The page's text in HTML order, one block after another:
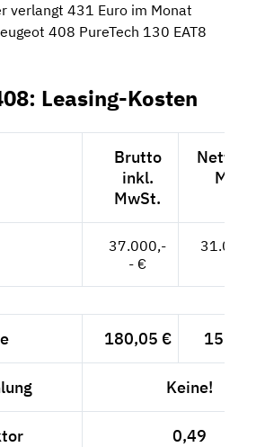
verlangt 431 Euro im Monat
408 PureTech 130 EAT8
Leasing-Kosten
Brutto
inkl.
MwSt.
Netto
MwSt.
37.000,-
- €
180,05 € 151,30
Keine!
0,49